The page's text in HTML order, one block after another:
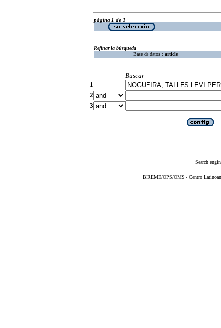
página 1 de 1
Refinar la búsqueda
Base de datos : article
Buscar
1
2
3
Search
BIREME/OPS/OMS - Centro